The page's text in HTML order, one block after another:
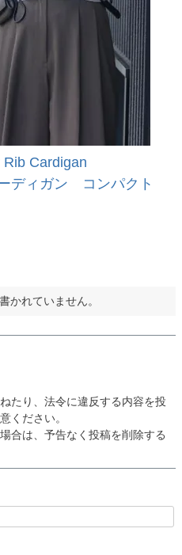
Rib Cardigan
ディガン コンパクト
かれていません。
たり、法令に違反する内容を投
ください。
合は、予告なく投稿を削除する